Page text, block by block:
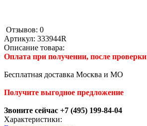
Отзывов: 0
Артикул: 333944R
Описание товара:
Оплата при получении, после проверки
Бесплатная доставка Москва и МО
Получите выгодное предложение
Звоните сейчас +7 (495) 199-84-04
Характеристики: